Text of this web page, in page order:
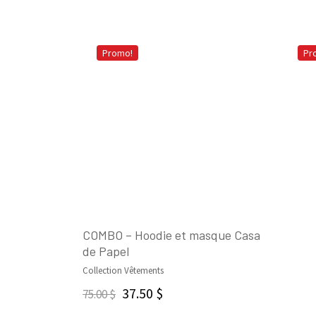
Promo!
CHOIX DES OPTIONS
COMBO – Hoodie et masque Casa
de Papel
Collection Vêtements
75.00$ 37.50 $